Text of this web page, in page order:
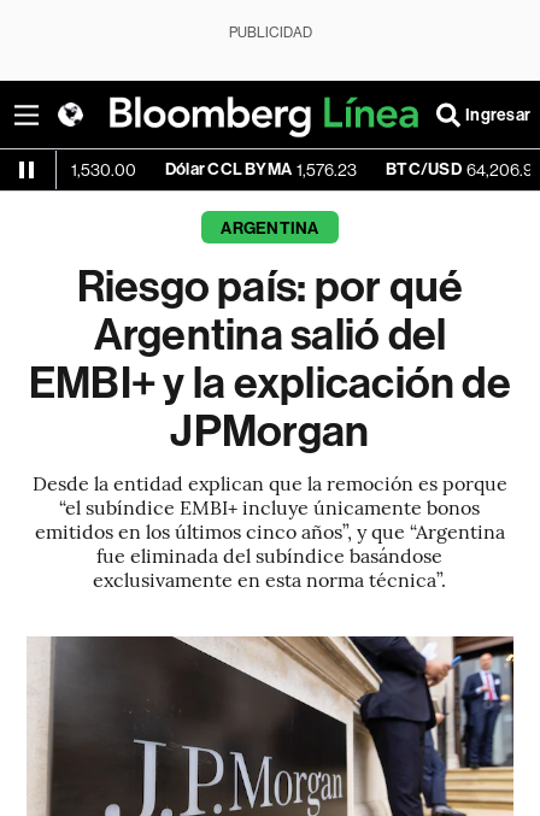
PUBLICIDAD
Ingresar
Dólar CCL BYMA 1,576.23 BTC/USD 64,206.93 -
ARGENTINA
Riesgo país: por qué
Argentina salió del
EMBI+ y la explicación de
JPMorgan
Desde la entidad explican que la remoción es porque
“el subíndice EMBI+ incluye únicamente bonos
emitidos en los últimos cinco años”, y que “Argentina
fue eliminada del subíndice basándose
exclusivamente en esta norma técnica”.